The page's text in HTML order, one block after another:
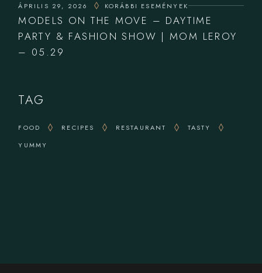
ÁPRILIS 29, 2026 KORÁBBI ESEMÉNYEK
MODELS ON THE MOVE – DAYTIME
PARTY & FASHION SHOW | MOM LEROY
– 05.29
TAG
FOOD RECIPES RESTAURANT
TASTY
YUMMY